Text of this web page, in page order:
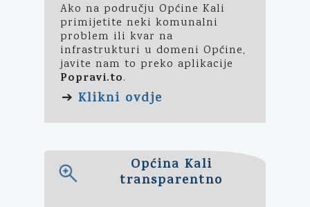
Ako na području Općine Kali
primijetite neki komunalni
problem ili kvar na
infrastrukturi u domeni Općine,
javite nam to preko aplikacije
Popravi.to.
➔ Klikni ovdje
Općina Kali
transparentno